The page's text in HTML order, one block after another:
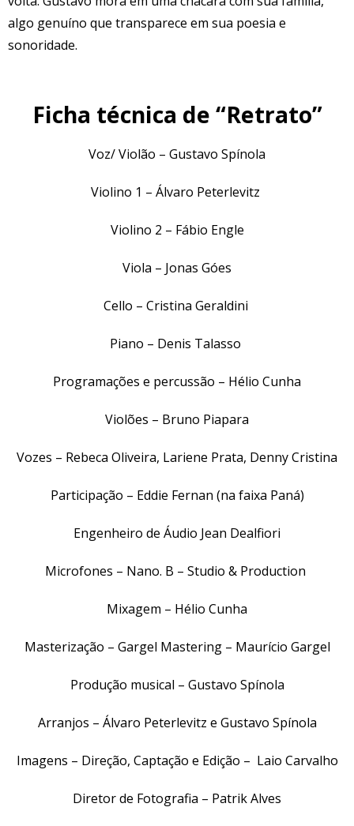
algo genuíno que transparece em sua poesia e
sonoridade.
Ficha técnica de “Retrato”
Voz/ Violão – Gustavo Spínola
Violino 1 – Álvaro Peterlevitz
Violino 2 – Fábio Engle
Viola – Jonas Góes
Cello – Cristina Geraldini
Piano – Denis Talasso
Programações e percussão – Hélio Cunha
Violões – Bruno Piapara
Vozes – Rebeca Oliveira, Lariene Prata, Denny Cristina
Participação – Eddie Fernan (na faixa Paná)
Engenheiro de Áudio Jean Dealfiori
Microfones – Nano. B – Studio & Production
Mixagem – Hélio Cunha
Masterização – Gargel Mastering – Maurício Gargel
Produção musical – Gustavo Spínola
Arranjos – Álvaro Peterlevitz e Gustavo Spínola
Imagens – Direção, Captação e Edição – Laio Carvalho
Diretor de Fotografia – Patrik Alves